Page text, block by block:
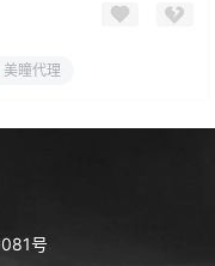
美瞳代理
号